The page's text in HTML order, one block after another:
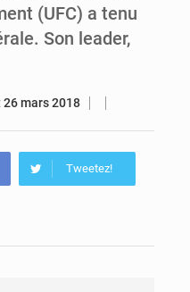
(UFC) a tenu
Son leader,
26 mars 2018
Tweetez!